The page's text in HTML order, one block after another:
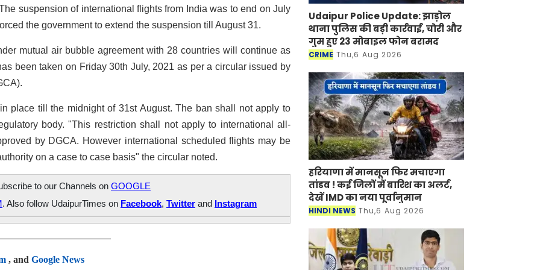
suspension of international flights from India was to end on July
the government to extend the suspension till August 31.
mutual air bubble agreement with 28 countries will continue as
been taken on Friday 30th July, 2021 as per a circular issued by
place till the midnight of 31st August. The ban shall not apply to
body. "This restriction shall not apply to international all-
by DGCA. However international scheduled flights may be
on a case to case basis" the circular noted.
to our Channels on GOOGLE
. Also follow UdaipurTimes on Facebook, Twitter and Instagram
, and Google News
Udaipur Police Update: झाड़ोल
थाना पुलिस की बड़ी कार्रवाई, चोरी और
गुम हुए 23 मोबाइल फोन बरामद
CRIME Thu,6 Aug 2026
हरियाणा में मानसून फिर मचाएगा
तांडव ! कई जिलों में बारिश का अलर्ट,
देखें IMD का नया पूर्वानुमान
HINDI NEWS Thu,6 Aug 2026